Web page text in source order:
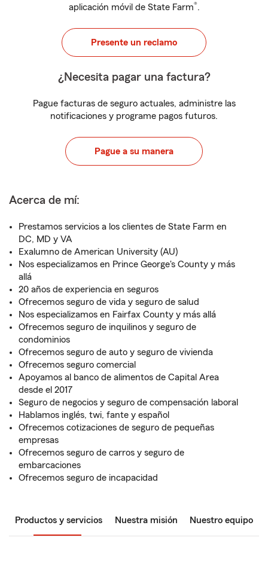
aplicación móvil de State Farm®.
Presente un reclamo
¿Necesita pagar una factura?
Pague facturas de seguro actuales, administre las
notificaciones y programe pagos futuros.
Pague a su manera
Acerca de mí:
Prestamos servicios a los clientes de State Farm en
DC, MD y VA
Exalumno de American University (AU)
Nos especializamos en Prince George's County y más
allá
20 años de experiencia en seguros
Ofrecemos seguro de vida y seguro de salud
Nos especializamos en Fairfax County y más allá
Ofrecemos seguro de inquilinos y seguro de
condominios
Ofrecemos seguro de auto y seguro de vivienda
Ofrecemos seguro comercial
Apoyamos al banco de alimentos de Capital Area
desde el 2017
Seguro de negocios y seguro de compensación laboral
Hablamos inglés, twi, fante y español
Ofrecemos cotizaciones de seguro de pequeñas
empresas
Ofrecemos seguro de carros y seguro de
embarcaciones
Ofrecemos seguro de incapacidad
Productos y servicios Nuestra misión Nuestro equipo